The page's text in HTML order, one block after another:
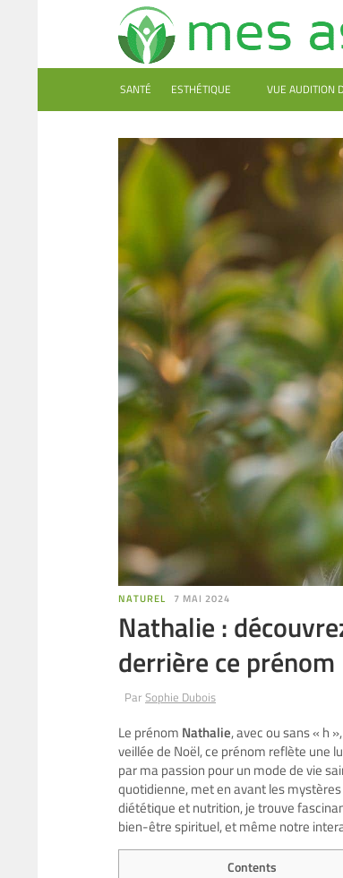
SANTÉ ESTHÉTIQUE VUE AUDITION
NATUREL 7 MAI 2024
Nathalie :
derrière ce prénom
Par Sophie Dubois
Le prénom Nathalie, avec ou sans « h
veillée de Noël, ce prénom reflète une
par ma passion pour un mode de vie
quotidienne, met en avant les
diététique et nutrition, je trouve
bien-être spirituel, et même notre
Contents